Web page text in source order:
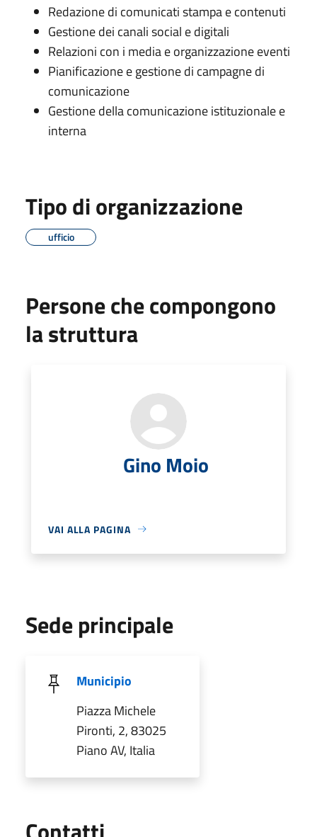
Redazione di comunicati stampa e contenuti
Gestione dei canali social e digitali
Relazioni con i media e organizzazione eventi
Pianificazione e gestione di campagne di
comunicazione
Gestione della comunicazione istituzionale e
interna
Tipo di organizzazione
ufficio
Persone che compongono
la struttura
Gino Moio
VAI ALLA PAGINA
Sede principale
Municipio
Piazza Michele
Pironti, 2, 83025
Piano AV, Italia